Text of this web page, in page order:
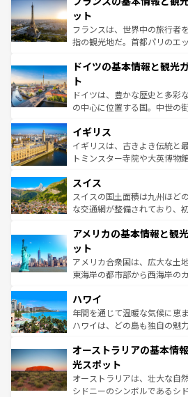
なお、新着のイタリア情報は
しい。
れる闘牛、そして美味しいタ
る。首都マドリードの洗練さ
アートに溢れた街角から、地
せる。地方によって風土や気
ンテンツ一覧 を参照してほしい
ット
フランスは、世界中の旅行者
指の観光地だ。首都パリのエ
で、幅広い魅力が詰まってい
聖堂、美しいビーチ、そして
から魅了する。また、フラン
れ、フランス料理はユネスコ
香り高いラベンダー畑など、
らに、パリ以外の地域にも魅
も豊かな歴史と文化が息づい
を参照してほしい。
ドイツの基本情報と観光
ト
ドイツは、豊かな歴史と多彩
の中心に位置する国。中世の
顔を持つこの国は、どこを歩
ルリンの文化的活気、バイエ
してライン川沿いのワイン畑
は、お酒好きな人にはぜひ体験してほし
ドイツ情報はコンテンツ一覧
イギリス
イギリスは、古きよき伝統と
トミンスター寺院や大英博物
リアごとに異なる魅力がある
ティー、ビール好きにはたま
戦など、本場だからこそでき
ンツ一覧を参照してほしい。
スイス
スイスの国土面積は九州ほど
な交通網が整備されており、
の建物がそのまま残る町や、
博物館もあり、アルプス観光
ことができる。国民の所得が
者向けの交通パス提供のサー
着のスイス情報は
アメリカの基本情報と観
ット
アメリカ合衆国は、広大な土
東海岸の都市部から西海岸の
のような巨大都市は、観光、
ンメントが詰まった刺激的な
西部には大自然が広がり、グ
部のニューオーリンズでは、
文化が魅力。旅行者はアメリ
しみながら、その多様性と豊
るだろう。車でのロードトリ
ハワイ
年間を通じて温暖な気候に恵
ハワイは、どの島も独自の魅
ワイ島は見逃せない。また、
島だが、静かな自然を求める
おすすめ。エメラルドグリー
文化や歴史が息づいている。
オーストラリアの基本情
光スポット
オーストラリアは、壮大な自
シドニーのシンボルであるシ